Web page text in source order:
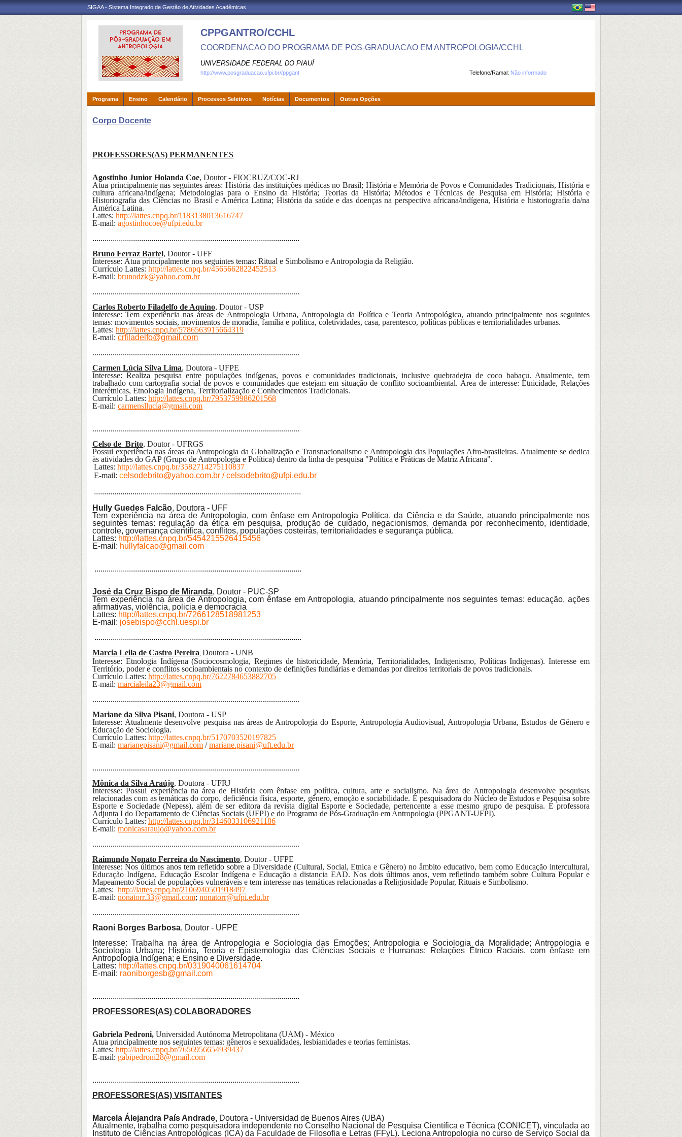
SIGAA - Sistema Integrado de Gestão de Atividades Acadêmicas
CPPGANTRO/CCHL
COORDENACAO DO PROGRAMA DE POS-GRADUACAO EM ANTROPOLOGIA/CCHL
UNIVERSIDADE FEDERAL DO PIAUÍ
Telefone/Ramal: Não informado
http://www.posgraduacao.ufpi.br//ppgant
Programa Ensino Calendário Processos Seletivos Notícias Documentos Outras Opções
Corpo Docente
PROFESSORES(AS) PERMANENTES
Agostinho Junior Holanda Coe, Doutor - FIOCRUZ/COC-RJ
Atua principalmente nas seguintes áreas: História das instituições médicas no Brasil; História e Memória de Povos e Comunidades Tradicionais, História e
cultura africana/indígena; Metodologias para o Ensino da História; Teorias da História; Métodos e Técnicas de Pesquisa em História; História e
Historiografia das Ciências no Brasil e América Latina; História da saúde e das doenças na perspectiva africana/indígena, História e historiografia da/na
América Latina.
Lattes: http://lattes.cnpq.br/1183138013616747
E-mail: agostinhocoe@ufpi.edu.br
......................................................................................................
Bruno Ferraz Bartel, Doutor - UFF
Interesse: Atua principalmente nos seguintes temas: Ritual e Simbolismo e Antropologia da Religião.
Currículo Lattes: http://lattes.cnpq.br/4565662822452513
E-mail: brunodzk@yahoo.com.br
......................................................................................................
Carlos Roberto Filadelfo de Aquino, Doutor - USP
Interesse: Tem experiência nas áreas de Antropologia Urbana, Antropologia da Política e Teoria Antropológica, atuando principalmente nos seguintes
temas: movimentos sociais, movimentos de moradia, família e política, coletividades, casa, parentesco, políticas públicas e territorialidades urbanas.
Lattes: http://lattes.cnpq.br/5786563915664319
E-mail: crfiladelfo@gmail.com
......................................................................................................
Carmen Lúcia Silva Lima, Doutora - UFPE
Interesse: Realiza pesquisa entre populações indígenas, povos e comunidades tradicionais, inclusive quebradeira de coco babaçu. Atualmente, tem
trabalhado com cartografia social de povos e comunidades que estejam em situação de conflito socioambiental. Área de interesse: Etnicidade, Relações
Interétnicas, Etnologia Indígena, Territorialização e Conhecimentos Tradicionais.
Currículo Lattes: http://lattes.cnpq.br/7953759986201568
E-mail: carmensllucia@gmail.com
......................................................................................................
Celso de Brito, Doutor - UFRGS
Possui experiência nas áreas da Antropologia da Globalização e Transnacionalismo e Antropologia das Populações Afro-brasileiras. Atualmente se dedica
às atividades do GAP (Grupo de Antropologia e Política) dentro da linha de pesquisa "Política e Práticas de Matriz Africana".
Lattes: http://lattes.cnpq.br/3582714275110837
E-mail: celsodebrito@yahoo.com.br / celsodebrito@ufpi.edu.br
......................................................................................................
Hully Guedes Falcão, Doutora - UFF
Tem experiência na área de Antropologia, com ênfase em Antropologia Política, da Ciência e da Saúde, atuando principalmente nos
seguintes temas: regulação da ética em pesquisa, produção de cuidado, negacionismos, demanda por reconhecimento, identidade,
controle, governança científica, conflitos, populações costeiras, territorialidades e segurança pública.
Lattes: http://lattes.cnpq.br/5454215526415456
E-mail: hullyfalcao@gmail.com
......................................................................................................
José da Cruz Bispo de Miranda, Doutor - PUC-SP
Tem experiência na área de Antropologia, com ênfase em Antropologia, atuando principalmente nos seguintes temas: educação, ações
afirmativas, violência, policia e democracia
Lattes: http://lattes.cnpq.br/7266128518981253
E-mail: josebispo@cchl.uespi.br
......................................................................................................
Marcia Leila de Castro Pereira Doutora - UNB
Interesse: Etnologia Indígena (Sociocosmologia, Regimes de historicidade, Memória, Territorialidades, Indigenismo, Políticas Indígenas). Interesse em
Território, poder e conflitos socioambientais no contexto de definições fundiárias e demandas por direitos territoriais de povos tradicionais.
Currículo Lattes: http://lattes.cnpq.br/7622784653882705
E-mail: marcialeila23@gmail.com
......................................................................................................
Mariane da Silva Pisani, Doutora - USP
Interesse: Atualmente desenvolve pesquisa nas áreas de Antropologia do Esporte, Antropologia Audiovisual, Antropologia Urbana, Estudos de Gênero e
Educação de Sociologia.
Currículo Lattes: http://lattes.cnpq.br/5170703520197825
E-mail: marianepisani@gmail.com /mariane.pisani@uft.edu.br
......................................................................................................
Mônica da Silva Araújo, Doutora - UFRJ
Interesse:Possui experiência na área de História com ênfase em política, cultura, arte e socialismo. Na área de Antropologia desenvolve pesquisas
relacionadas com as temáticas do corpo, deficiência física, esporte, gênero, emoção e sociabilidade. É pesquisadora do Núcleo de Estudos e Pesquisa sobre
Esporte e Sociedade (Nepess), além de ser editora da revista digital Esporte e Sociedade, pertencente a esse mesmo grupo de pesquisa. É professora
Adjunta I do Departamento de Ciências Sociais (UFPI) e do Programa de Pós-Graduação em Antropologia (PPGANT-UFPI).
Currículo Lattes: http://lattes.cnpq.br/3146033106921186
E-mail: monicasaraujo@yahoo.com.br
......................................................................................................
Raimundo Nonato Ferreira do Nascimento, Doutor - UFPE
Interesse: Nos últimos anos tem refletido sobre a Diversidade (Cultural, Social, Etnica e Gênero) no âmbito educativo, bem como Educação intercultural,
Educação Indígena, Educação Escolar Indígena e Educação a distancia EAD. Nos dois últimos anos, vem refletindo também sobre Cultura Popular e
Mapeamento Social de populações vulneráveis e tem interesse nas temáticas relacionadas a Religiosidade Popular, Rituais e Simbolismo.
Lattes: http://lattes.cnpq.br/2106940501918497
E-mail: nonatorr.33@gmail.com; nonatorr@ufpi.edu.br
......................................................................................................
Raoni Borges Barbosa, Doutor - UFPE
Interesse: Trabalha na área de Antropologia e Sociologia das Emoções; Antropologia e Sociologia da Moralidade; Antropologia e
Sociologia Urbana; História, Teoria e Epistemologia das Ciências Sociais e Humanas; Relações Étnico Raciais, com ênfase em
Antropologia Indígena; e Ensino e Diversidade.
Lattes: http://lattes.cnpq.br/0319040061614704
E-mail: raoniborgesb@gmail.com
......................................................................................................
PROFESSORES(AS) COLABORADORES
Gabriela Pedroni, Universidad Autónoma Metropolitana (UAM) - México
Atua principalmente nos seguintes temas: gêneros e sexualidades, lesbianidades e teorias feministas.
Lattes: http://lattes.cnpq.br/7656956654939437
E-mail: gabipedroni28@gmail.com
......................................................................................................
PROFESSORES(AS) VISITANTES
Marcela Álejandra País Andrade, Doutora - Universidad de Buenos Aires (UBA)
Atualmente, trabalha como pesquisadora independente no Conselho Nacional de Pesquisa Científica e Técnica (CONICET), vinculada ao
Instituto de Ciências Antropológicas (ICA) da Faculdade de Filosofia e Letras (FFyL). Leciona Antropologia no curso de Serviço Social da